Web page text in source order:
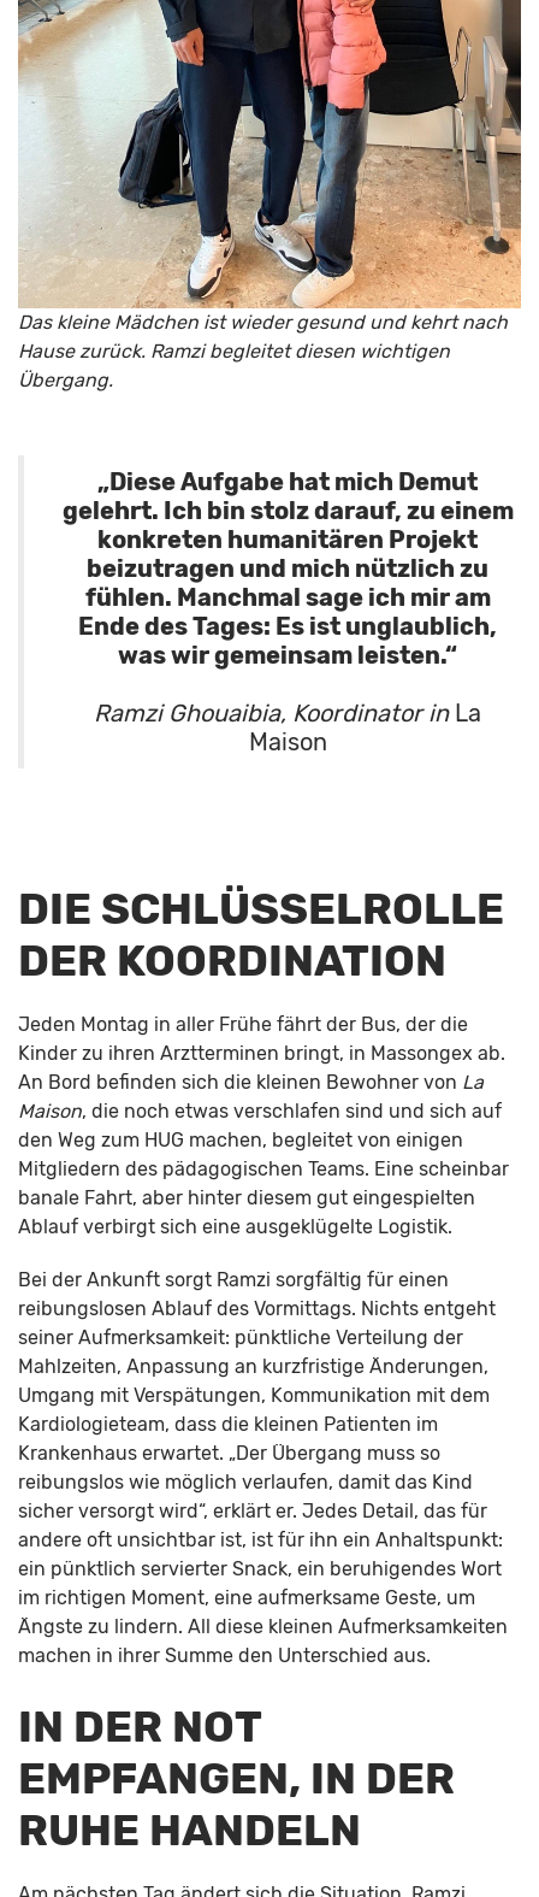
Das kleine Mädchen ist wieder gesund und kehrt nach
Hause zurück. Ramzi begleitet diesen wichtigen
Übergang.
„Diese Aufgabe hat mich Demut
gelehrt. Ich bin stolz darauf, zu einem
konkreten humanitären Projekt
beizutragen und mich nützlich zu
fühlen. Manchmal sage ich mir am
Ende des Tages: Es ist unglaublich,
was wir gemeinsam leisten.“
Ramzi Ghouaibia, Koordinator in La
Maison
DIE SCHLÜSSELROLLE
DER KOORDINATION
Jeden Montag in aller Frühe fährt der Bus, der die
Kinder zu ihren Arztterminen bringt, in Massongex ab.
An Bord befinden sich die kleinen Bewohner von La
Maison, die noch etwas verschlafen sind und sich auf
den Weg zum HUG machen, begleitet von einigen
Mitgliedern des pädagogischen Teams. Eine scheinbar
banale Fahrt, aber hinter diesem gut eingespielten
Ablauf verbirgt sich eine ausgeklügelte Logistik.
Bei der Ankunft sorgt Ramzi sorgfältig für einen
reibungslosen Ablauf des Vormittags. Nichts entgeht
seiner Aufmerksamkeit: pünktliche Verteilung der
Mahlzeiten, Anpassung an kurzfristige Änderungen,
Umgang mit Verspätungen, Kommunikation mit dem
Kardiologieteam, dass die kleinen Patienten im
Krankenhaus erwartet. „Der Übergang muss so
reibungslos wie möglich verlaufen, damit das Kind
sicher versorgt wird“, erklärt er. Jedes Detail, das für
andere oft unsichtbar ist, ist für ihn ein Anhaltspunkt:
ein pünktlich servierter Snack, ein beruhigendes Wort
im richtigen Moment, eine aufmerksame Geste, um
Ängste zu lindern. All diese kleinen Aufmerksamkeiten
machen in ihrer Summe den Unterschied aus.
IN DER NOT
EMPFANGEN, IN DER
RUHE HANDELN